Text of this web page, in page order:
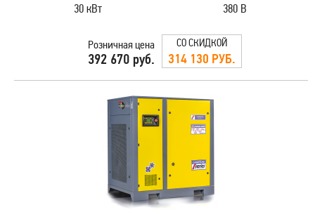
30 кВт 380 В
Розничная цена
392 670 руб.
СО СКИДКОЙ
314 130 РУБ.